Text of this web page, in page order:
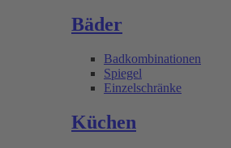
Bäder
Badkombinationen
Spiegel
Einzelschränke
Küchen